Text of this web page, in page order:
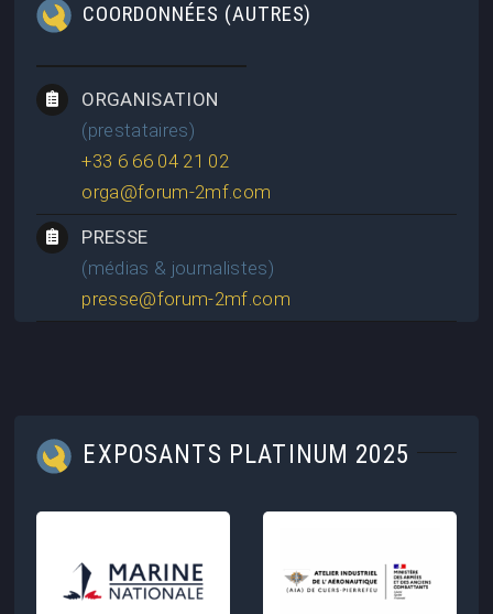
COORDONNÉES (AUTRES)
ORGANISATION
(prestataires)
+33 6 66 04 21 02
orga@forum-2mf.com
PRESSE
(médias & journalistes)
presse@forum-2mf.com
EXPOSANTS PLATINUM 2025